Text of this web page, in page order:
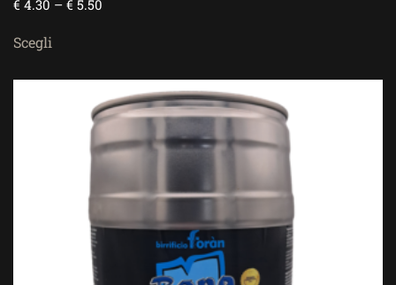
€ 4.30 – € 5.50
Scegli